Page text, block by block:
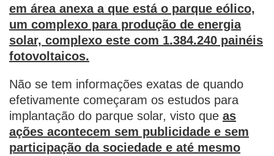
em área anexa a que está o parque eólico,
um complexo para produção de energia
solar, complexo este com 1.384.240 painéis
fotovoltaicos.
Não se tem informações exatas de quando
efetivamente começaram os estudos para
implantação do parque solar, visto que as
ações acontecem sem publicidade e sem
participação da sociedade e até mesmo